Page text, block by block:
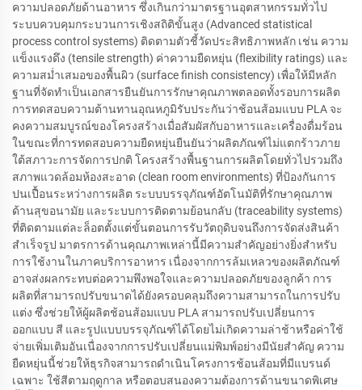
ความปลอดภัยด้านอาหาร ซึ่งเกินกว่ามาตรฐานอุตสาหกรรมทั่วไป
ระบบควบคุมกระบวนการเชิงสถิติขั้นสูง (Advanced statistical
process control systems) ติดตามตัวชี้วัดประสิทธิภาพหลัก เช่น ความ
แข็งแรงดึง (tensile strength) ค่าความยืดหยุ่น (flexibility ratings) และ
ความสม่ำเสมอของพื้นผิว (surface finish consistency) เพื่อให้มีหลัก
ฐานที่จัดทำเป็นเอกสารยืนยันการรักษาคุณภาพตลอดทั้งรอบการผลิต
การทดสอบความต้านทานอุณหภูมิรับประกันว่าช้อนส้อมแบบ PLA จะ
คงความสมบูรณ์ของโครงสร้างเมื่อสัมผัสกับอาหารและเครื่องดื่มร้อน
ในขณะที่การทดสอบความยืดหยุ่นยืนยันว่าผลิตภัณฑ์ไม่แตกร้าวภาย
ใต้สภาวะการจัดการปกติ โครงสร้างพื้นฐานการผลิตโดยทั่วไปรวมถึง
สภาพแวดล้อมห้องสะอาด (clean room environments) ที่ป้องกันการ
ปนเปื้อนระหว่างการผลิต ระบบบรรจุภัณฑ์อัตโนมัติที่รักษาคุณภาพ
ด้านสุขอนามัย และระบบการติดตามย้อนกลับ (traceability systems)
ที่ติดตามแต่ละล็อตตั้งแต่ขั้นตอนการรับวัตถุดิบจนถึงการจัดส่งสินค้า
สำเร็จรูป มาตรการด้านคุณภาพเหล่านี้มีความสำคัญอย่างยิ่งสำหรับ
การใช้งานในภาคบริการอาหาร เนื่องจากการล้มเหลวของผลิตภัณฑ์
อาจส่งผลกระทบต่อความพึงพอใจและความปลอดภัยของลูกค้า การ
ผลิตที่สามารถปรับขนาดได้ยังครอบคลุมถึงความสามารถในการปรับ
แต่ง ซึ่งช่วยให้ผู้ผลิตช้อนส้อมแบบ PLA สามารถปรับเปลี่ยนการ
ออกแบบ สี และรูปแบบบรรจุภัณฑ์ได้โดยไม่เกิดความล่าช้าหรือค่าใช้
จ่ายเพิ่มเติมอันเนื่องจากการปรับเปลี่ยนแม่พิมพ์อย่างมีนัยสำคัญ ความ
ยืดหยุ่นนี้ช่วยให้ธุรกิจสามารถดำเนินโครงการช้อนส้อมที่มีแบรนด์
เฉพาะ ใช้สีตามฤดูกาล หรือตอบสนองความต้องการด้านขนาดพิเศษ